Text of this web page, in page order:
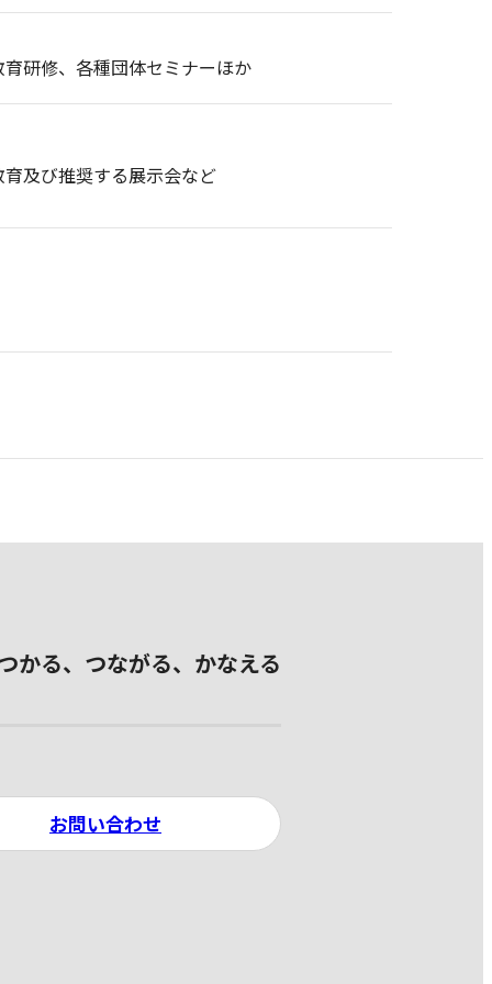
研修、各種団体セミナーほか
及び推奨する展示会など
かる、つながる、かなえる
お問い合わせ